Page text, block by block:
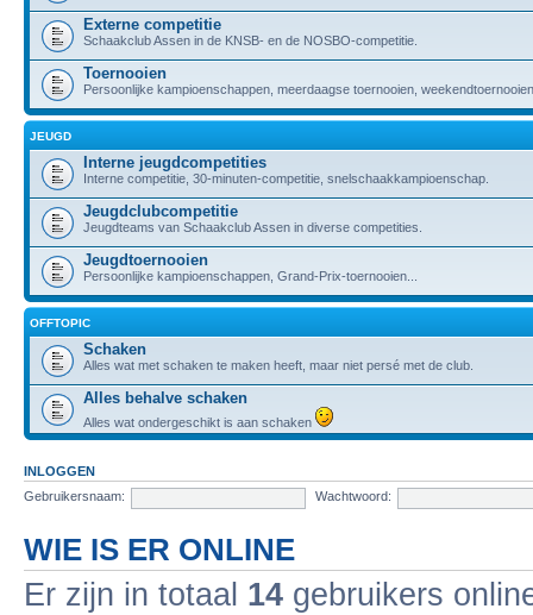
Externe competitie
Schaakclub Assen in de KNSB- en de NOSBO-competitie.
Toernooien
Persoonlijke kampioenschappen, meerdaagse toernooien,
JEUGD
Interne jeugdcompetities
Interne competitie, 30-minuten-competitie, snelschaakkampioenschap.
Jeugdclubcompetitie
Jeugdteams van Schaakclub Assen in diverse competities.
Jeugdtoernooien
Persoonlijke kampioenschappen, Grand-Prix-toernooien...
OFFTOPIC
Schaken
Alles wat met schaken te maken heeft, maar niet persé met de club.
Alles behalve schaken
Alles wat ondergeschikt is aan schaken
INLOGGEN
Gebruikersnaam:
Wachtwoord:
WIE IS ER ONLINE
Er zijn in totaal 14 gebruikers